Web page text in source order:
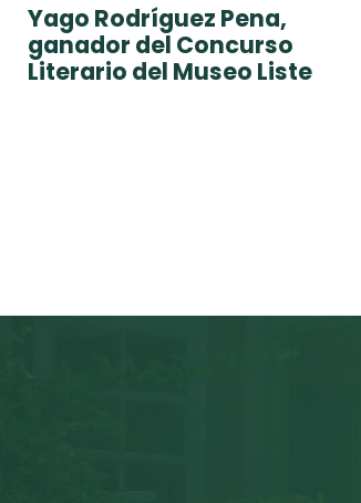
Yago Rodríguez Pena,
ganador del Concurso
Literario del Museo Liste